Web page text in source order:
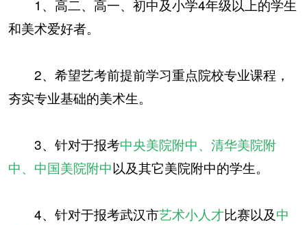
1、高二、高一、初中及小学4年级以上的学生
和美术爱好者。
2、希望艺考前提前学习重点院校专业课程，
夯实专业基础的美术生。
3、针对于报考中央美院附中、清华美院附
中、中国美院附中以及其它美院附中的学生。
4、针对于报考武汉市艺术小人才比赛以及中